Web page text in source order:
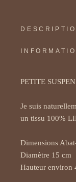
PETITE
Je suis
un tissu 100%
Dimensions
Diamètre 15 cm
Hauteur environ